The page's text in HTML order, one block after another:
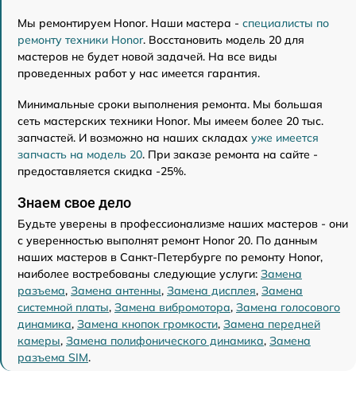
Мы ремонтируем Honor. Наши мастера - специалисты по
ремонту техники Honor. Восстановить модель 20 для
мастеров не будет новой задачей. На все виды
проведенных работ у нас имеется гарантия.
Минимальные сроки выполнения ремонта. Мы большая
сеть мастерских техники Honor. Мы имеем более 20 тыс.
запчастей. И возможно на наших складах уже имеется
запчасть на модель 20. При заказе ремонта на сайте -
предоставляется скидка -25%.
Знаем свое дело
Будьте уверены в профессионализме наших мастеров - они
с уверенностью выполнят ремонт Honor 20. По данным
наших мастеров в Санкт-Петербурге по ремонту Honor,
наиболее востребованы следующие услуги: Замена
разъема, Замена антенны, Замена дисплея, Замена
системной платы, Замена вибромотора, Замена голосового
динамика, Замена кнопок громкости, Замена передней
камеры, Замена полифонического динамика, Замена
разъема SIM.